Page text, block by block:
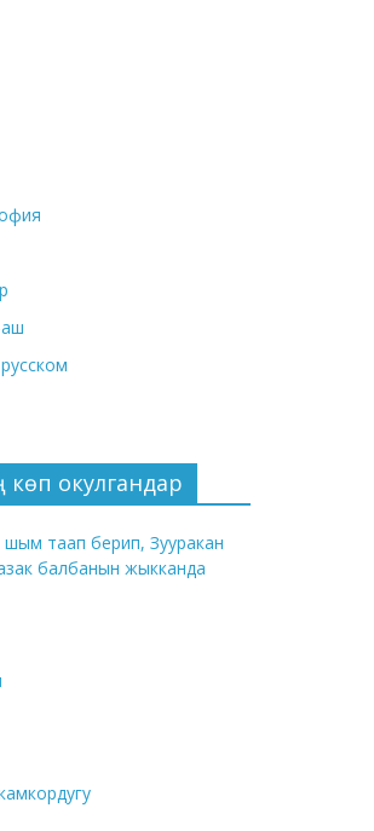
окулгандар
шым таап берип, Зууракан
балбанын жыкканда